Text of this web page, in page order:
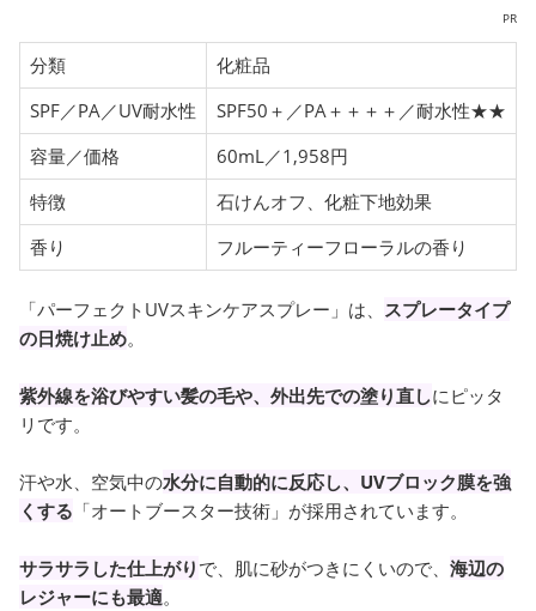
PR
分類
化粧品
SPF／PA／UV耐水性
SPF50＋／PA＋＋＋＋／耐水性★★
容量／価格
60mL／1,958円
特徴
石けんオフ、化粧下地効果
香り
フルーティーフローラルの香り
「パーフェクトUVスキンケアスプレー」は、 スプレータイプ
の日焼け止め。
紫外線を浴びやすい髪の毛や、外出先での塗り直しにピッタ
リです。
汗や水、空気中の水分に自動的に反応し、UVブロック膜を強
くする 「オートブースター技術」が採用されています。
サラサラした仕上がり で、肌に砂がつきにくいので、 海辺の
レジャーにも最適。